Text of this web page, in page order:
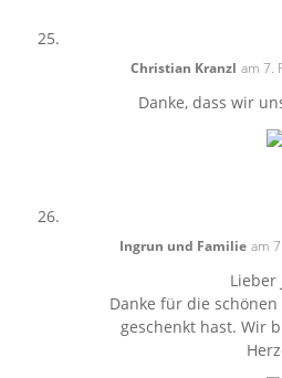
Christian Kranzl am 7.
Danke, dass wir
Ingrun und Familie am
Lieber
Danke für die
geschenkt hast. Wir